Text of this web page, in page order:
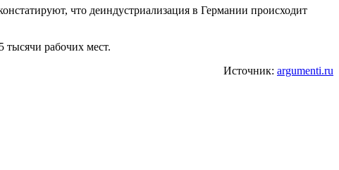
что деиндустриализация в Германии происходит
тысячи рабочих мест.
Источник: argumenti.ru